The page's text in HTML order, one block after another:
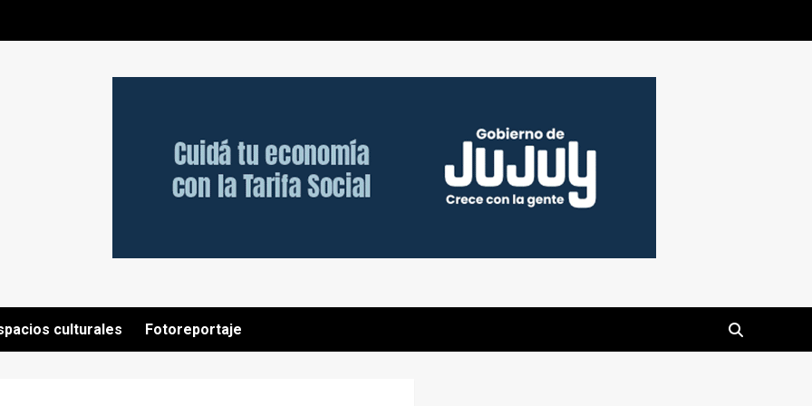
culturales Fotoreportaje